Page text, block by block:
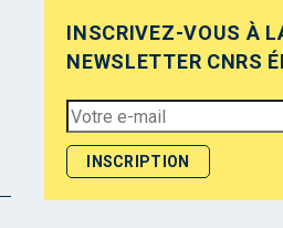
INSCRIVEZ-VOUS À
NEWSLETTER CNRS